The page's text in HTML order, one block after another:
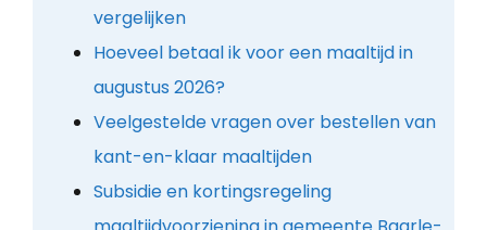
vergelijken
Hoeveel betaal ik voor een maaltijd in
augustus 2026?
Veelgestelde vragen over bestellen van
kant-en-klaar maaltijden
Subsidie en kortingsregeling